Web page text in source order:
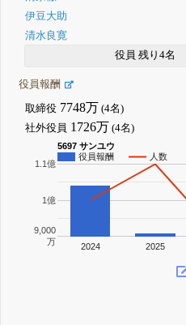
伊豆大助
清水良寛
役員 残り4名
役員報酬
取締役 7748万 (4名)
社外役員 1726万 (4名)
5697 サンユウ
役員報酬
人数
2024 2025
9,000
万
1億
1.1億